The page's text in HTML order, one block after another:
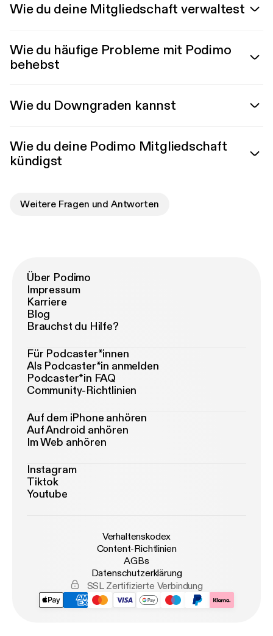
Wie du deine Mitgliedschaft verwaltest
Wie du häufige Probleme mit Podimo
behebst
Wie du Downgraden kannst
Wie du deine Podimo Mitgliedschaft
kündigst
Weitere Fragen und Antworten
Über Podimo
Impressum
Karriere
Blog
Brauchst du Hilfe?
Für Podcaster*innen
Als Podcaster*in anmelden
Podcaster*in FAQ
Community-Richtlinien
Auf dem iPhone anhören
Auf Android anhören
Im Web anhören
Instagram
Tiktok
Youtube
Verhaltenskodex
Content-Richtlinien
AGBs
Datenschutzerklärung
SSL Zertifizierte Verbindung